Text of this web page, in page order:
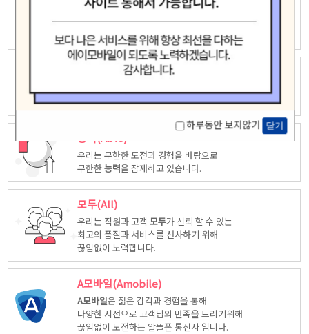
하루동안 보지않기 닫기
우리는 고객중심 능력은 고객을 위해 다양한
시각에서 만들어진놀라운상품을
제공합니다.
노력하겠습니다.
능력(Able)
우리는 무한한 도전과 경험을 바탕으로
무한한능력을 잠재하고 있습니다.
모두(All)
우리는 직원과 고객모두가 신뢰 할 수 있는
최고의 품질과 서비스를 선사하기 위해
끊임없이 노력합니다.
A모바일(Amobile)
A모바일은 젊은 감각과 경험을 통해
다양한 시선으로 고객님의 만족을 드리기위해
끊임없이 도전하는 알뜰폰 통신사 입니다.